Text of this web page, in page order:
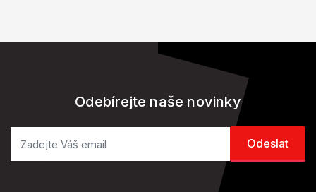
Odebírejte naše novinky